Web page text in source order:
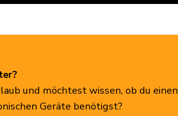
und möchtest wissen, ob du einen
Geräte benötigst?